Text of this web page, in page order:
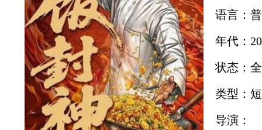
语言：
年代：
状态：
类型：
导演：